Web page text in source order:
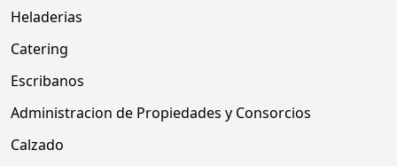
Heladerias
Catering
Escribanos
Administracion de Propiedades y Consorcios
Calzado